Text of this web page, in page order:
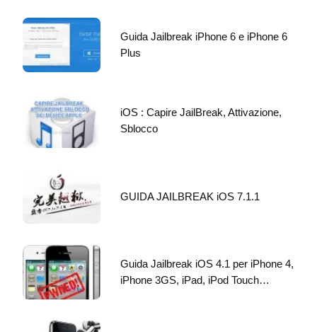
Guida Jailbreak iPhone 6 e iPhone 6
Plus
iOS : Capire JailBreak, Attivazione,
Sblocco
GUIDA JAILBREAK iOS 7.1.1
Guida Jailbreak iOS 4.1 per iPhone 4,
iPhone 3GS, iPad, iPod Touch…